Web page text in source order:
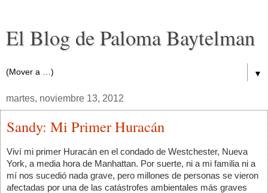
El Blog de Paloma Baytelman
▼
martes, noviembre 13, 2012
Sandy: Mi Primer Huracán
Viví mi primer Huracán en el condado de Westchester, Nueva
York, a media hora de Manhattan. Por suerte, ni a mi familia ni a
mí nos sucedió nada grave, pero millones de personas se vieron
afectadas por una de las catástrofes ambientales más graves